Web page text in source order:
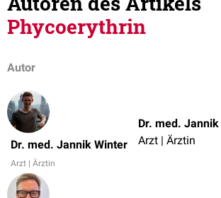
Phycoerythrin
Autor
Dr. med. Jannik Winter
Arzt | Ärztin
Arzt | Ärztin